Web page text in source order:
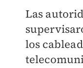
Las
los